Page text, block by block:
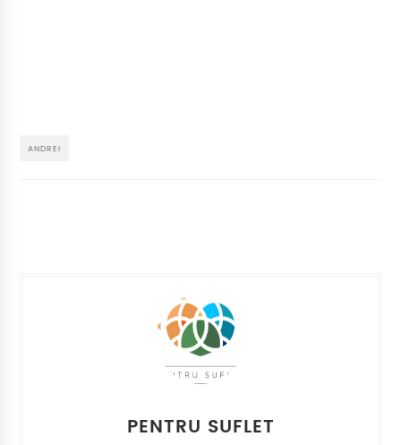
ANDREI
PENTRU SUFLET